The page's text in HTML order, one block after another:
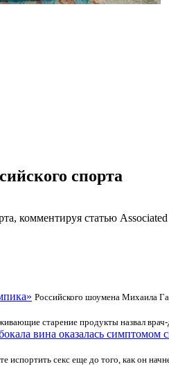
спорта
комментируя статью Associated
Российского шоумена Михаила
старение продукты назвал
вина оказалась
испортить секс еще до того, как он